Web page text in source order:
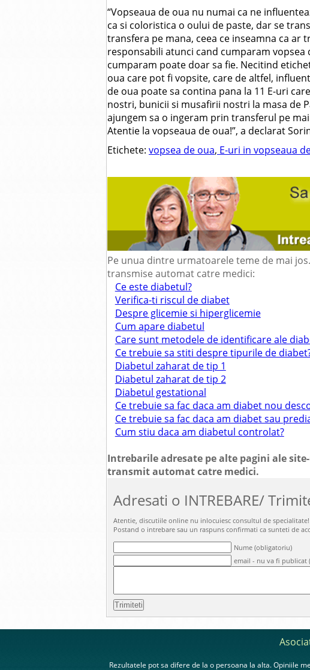
“Vopseaua de oua nu numai ca ne
ca si coloristica o oului de paste, dar se
transfera pe mana, ceea ce inseamna ca ar
responsabili atunci cand cumparam vopsea
cumparam poate doar sa fie. Necitind
oua care pot fi vopsite, care de altfel,
de oua poate sa contina pana la 11 E-uri
nostri, bunicii si musafirii nostri la masa de
ajungem sa o ingeram prin transferul pe
Atentie la vopseaua de oua!”, a declarat
Etichete: vopsea de oua, E-uri in vopseaua
Pe unua dintre urmatoarele teme de mai
transmise automat catre medici:
Ce este diabetul?
Verifica-ti riscul de diabet
Despre glicemie si hiperglicemie
Cum apare diabetul
Care sunt metodele de identificare ale
Ce trebuie sa stiti despre tipurile de
Diabetul zaharat de tip 1
Diabetul zaharat de tip 2
Diabetul gestational
Ce trebuie sa fac daca am diabet nou
Ce trebuie sa fac daca am diabet sau
Cum stiu daca am diabetul controlat?
Intrebarile adresate pe alte pagini ale
transmit automat catre medici.
Adresati o INTREBARE/
Atentie, discutiile online nu inlocuiesc consultul de
Postand o intrebare sau un raspuns confirmati ca sunteti de
Nume (obligatoriu)
email - nu va fi publicat
Rezultatele pot sa difere de la o persoana la alta. Opiniile